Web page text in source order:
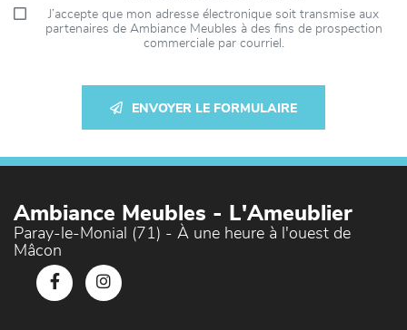
J’accepte que mon adresse électronique soit transmise aux
partenaires de Ambiance Meubles à des fins de prospection
commerciale par courriel.
ENVOYER LE FORMULAIRE
Ambiance Meubles - L'Ameublier
Paray-le-Monial (71) - À une heure à l'ouest de
Mâcon